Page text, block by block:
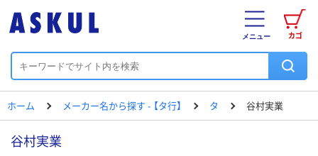
カゴ
メニュー
ホーム メーカー名から探す - 【タ行】 タ 谷村実業
谷村実業